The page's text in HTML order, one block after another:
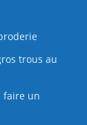
trous au
faire un